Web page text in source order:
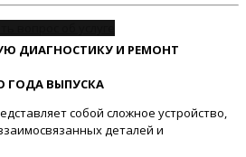
ДИАГНОСТИКУ И РЕМОНТ
ГОДА ВЫПУСКА
собой сложное устройство,
деталей и